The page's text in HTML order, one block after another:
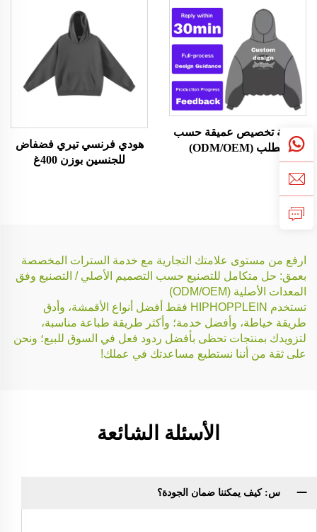
خدمة تخصيص عميقة حسب
الطلب (ODM/OEM)
هودي فرنسي تيري فضفاض
للجنسين بوزن 400غ
ارفع من مستوى علامتك التجارية مع خدمة السترات المخصصة
بعمق: حل متكامل للتصنيع حسب التصميم الأصلي / التصنيع وفق
المعدات الأصلية (ODM/OEM)
تستخدم HIPHOPPLEIN فقط أفضل أنواع الأقمشة، وأدق
طريقة خياطة، وأفضل خدمة؛ وأكثر طريقة طباعة مناسبة،
لتزويدك بمنتجات تحظى بأفضل ردود فعل في السوق للبيع؛ ونحن
على ثقة من أننا نستطيع مساعدتك في عملك!
الأسئلة الشائعة
س: كيف يمكننا ضمان الجودة؟